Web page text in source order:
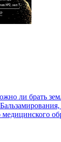
ли брать